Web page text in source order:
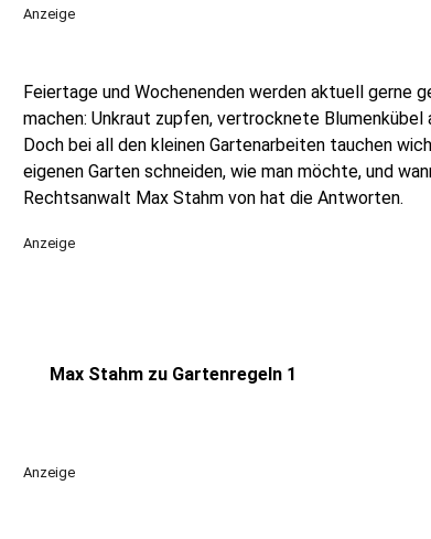
Anzeige
Feiertage und Wochenenden werden aktuell gerne
machen: Unkraut zupfen, vertrocknete Blumenkübel
Doch bei all den kleinen Gartenarbeiten tauchen
eigenen Garten schneiden, wie man möchte, und
Rechtsanwalt Max Stahm von hat die Antworten.
Anzeige
Max Stahm zu Gartenregeln 1
Anzeige